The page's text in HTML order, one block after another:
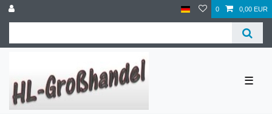
0 0,00 EUR
☰